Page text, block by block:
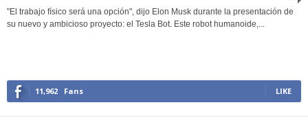
"El trabajo físico será una opción", dijo Elon Musk durante la presentación de
su nuevo y ambicioso proyecto: el Tesla Bot. Este robot humanoide,...
11,962 Fans LIKE